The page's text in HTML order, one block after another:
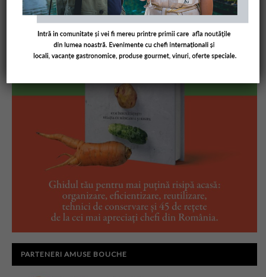
PARTENERI AMUSE BOUCHE